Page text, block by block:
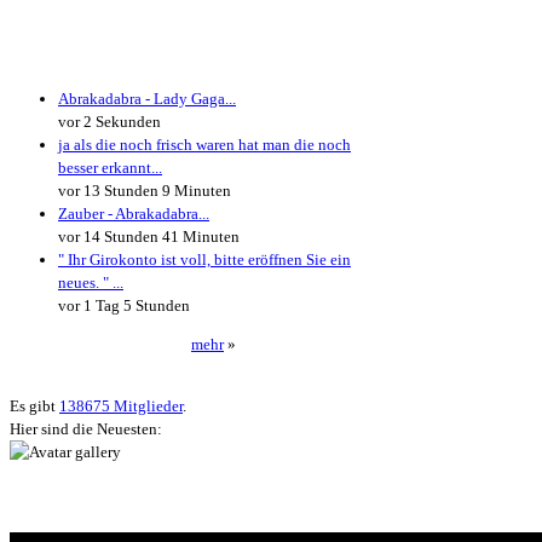
Abrakadabra - Lady Gaga...
vor 2 Sekunden
ja als die noch frisch waren hat man die noch
besser erkannt...
vor 13 Stunden 9 Minuten
Zauber - Abrakadabra...
vor 14 Stunden 41 Minuten
" Ihr Girokonto ist voll, bitte eröffnen Sie ein
neues. " ...
vor 1 Tag 5 Stunden
mehr»
Es gibt 138675 Mitglieder.
Hier sind die Neuesten: